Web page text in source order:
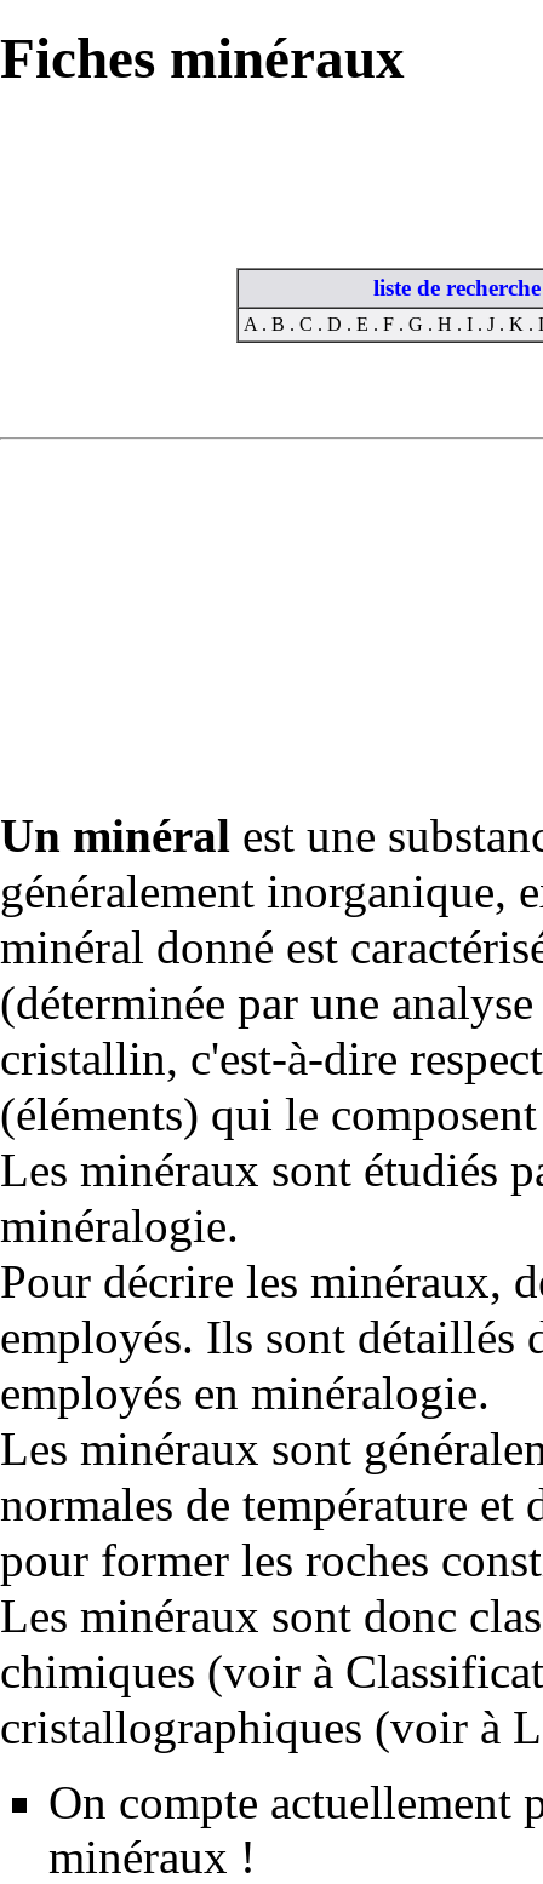
Fiches minéraux
liste de
A . B . C . D . E . F. G . H . I. J. K .
Un minéral est une
généralement inorganique,
minéral donné est
(déterminée par une
cristallin, c'est-à-dire
(éléments) qui le
Les minéraux sont étudiés
minéralogie.
Pour décrire les minéraux,
employés. Ils sont détaillés
employés en minéralogie.
Les minéraux sont
normales de température et
pour former les roches
Les minéraux sont donc
chimiques (voir à
cristallographiques (voir à
On compte actuellement
minéraux !